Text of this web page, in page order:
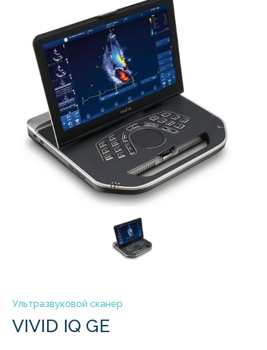
Ультразвуковой сканер
VIVID IQ GE